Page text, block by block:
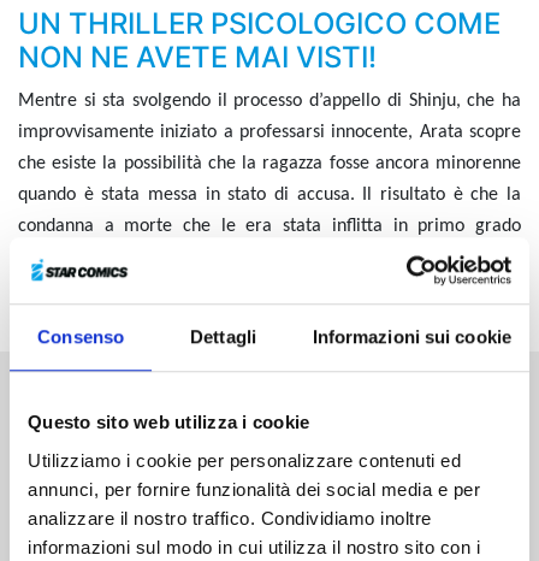
Consenso Dettagli Informazioni sui cookie
Questo sito web utilizza i cookie
Utilizziamo i cookie per personalizzare contenuti ed
annunci, per fornire funzionalità dei social media e per
analizzare il nostro traffico. Condividiamo inoltre
informazioni sul modo in cui utilizza il nostro sito con i
UN THRILLER PSICOLOGICO COME
NON NE AVETE MAI VISTI!
Mentre si sta svolgendo il processo d’appello di Shinju, che ha
improvvisamente iniziato a professarsi innocente, Arata scopre
che esiste la possibilità che la ragazza fosse ancora minorenne
quando è stata messa in stato di accusa. Il risultato è che la
condanna a morte che le era stata inflitta in primo grado
decade. Approfittando di uno spiraglio al momento del
Altri volumi della serie